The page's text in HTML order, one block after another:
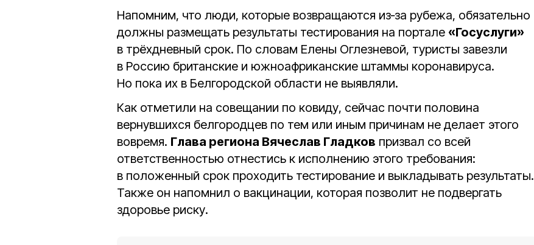
Напомним, что люди, которые возвращаются из‑за рубежа, обязательно
должны размещать результаты тестирования на портале «Госуслуги»
в трёхдневный срок. По словам Елены Оглезневой, туристы завезли
в Россию британские и южноафриканские штаммы коронавируса.
Но пока их в Белгородской области не выявляли.
Как отметили на совещании по ковиду, сейчас почти половина
вернувшихся белгородцев по тем или иным причинам не делает этого
вовремя. Глава региона Вячеслав Гладков призвал со всей
ответственностью отнестись к исполнению этого требования:
в положенный срок проходить тестирование и выкладывать результаты.
Также он напомнил о вакцинации, которая позволит не подвергать
здоровье риску.